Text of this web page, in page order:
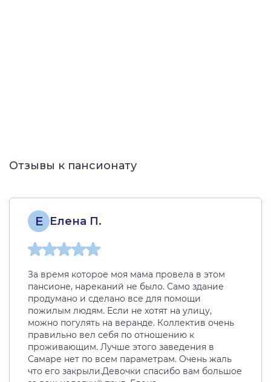
Отзывы к пансионату
Е Елена П.
За время которое моя мама провела в этом
пансионе, нареканий не было. Само здание
продумано и сделано все для помощи
пожилым людям. Если не хотят на улицу,
можно погулять на веранде. Коллектив очень
правильно вел себя по отношению к
проживающим. Лучше этого заведения в
Самаре нет по всем параметрам. Очень жаль
что его закрыли.Девочки спасибо вам большое